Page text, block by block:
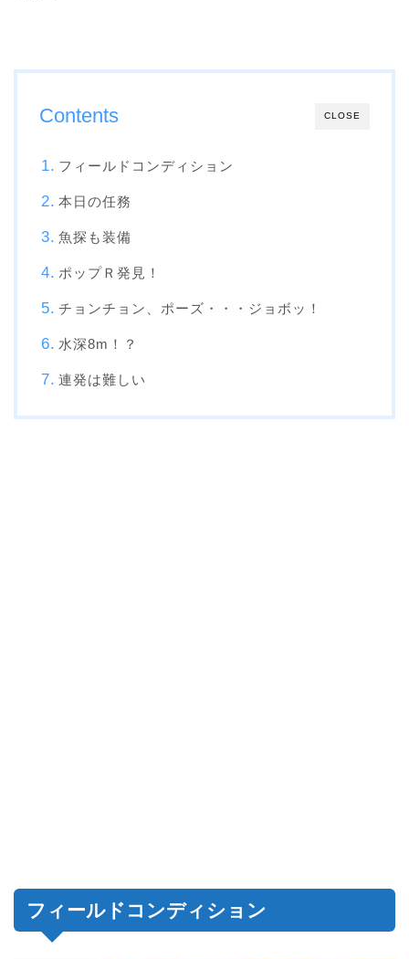
CLOSE
Contents
フィールドコンディション
本日の任務
魚探も装備
ポップＲ発見！
チョンチョン、ポーズ・・・ジョボッ！
水深8m！？
連発は難しい
フィールドコンディション